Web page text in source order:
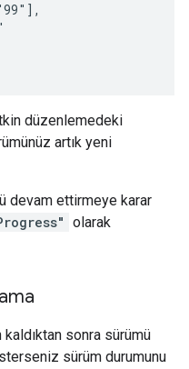
düzenlemedeki
artık yeni
devam ettirmeye karar
olarak
sonra sürümü
sürüm durumunu